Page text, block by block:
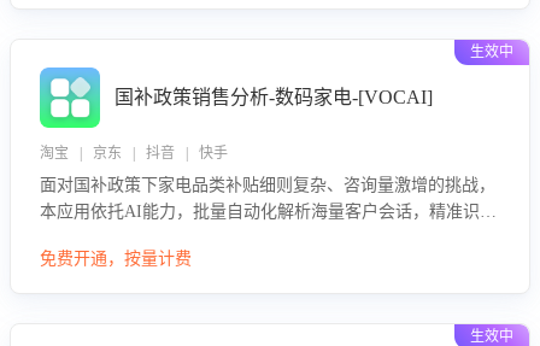
生效中
国补政策销售分析-数码家电-[VOCAI]
淘宝 | 京东 | 抖音 | 快手
面对国补政策下家电品类补贴细则复杂、咨询量激增的挑战，
本应用依托AI能力，批量自动化解析海量客户会话，精准识别
向，深度洞察决策动因。同时全面评估客服团队政策解读准确
免费开通，按量计费
生效中